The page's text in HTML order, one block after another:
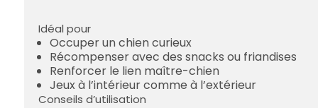
Idéal pour
Occuper un chien curieux
Récompenser avec des snacks ou friandises
Renforcer le lien maître-chien
Jeux à l’intérieur comme à l’extérieur
Conseils d’utilisation